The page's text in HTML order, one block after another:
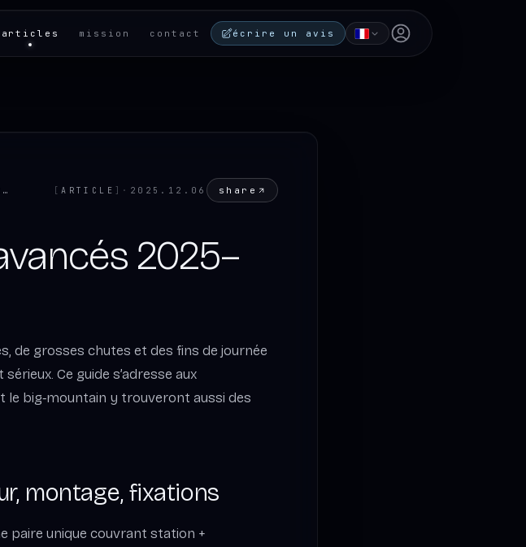
articles mission contact écrire un avis Open user menu
TOP 5 SKIS FREERIDE AVANCÉS POUR LA SAISON 2025–26 [ ARTICLE ] · 2025.12.06 share
2025–
de grosses chutes et des fins de journée
Ce guide s’adresse aux
big‑mountain y trouveront aussi des
montage, fixations
paire unique couvrant station +